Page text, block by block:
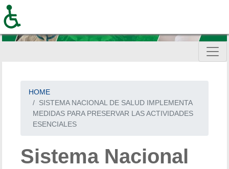
content
HOME
SISTEMA NACIONAL DE SALUD IMPLEMENTA
MEDIDAS PARA PRESERVAR LAS ACTIVIDADES
ESENCIALES
Sistema Nacional